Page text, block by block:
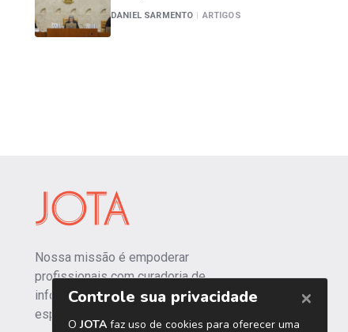
DANIEL SARMENTO | ARTIGOS
Nossa missão é empoderar
profissionais com curadoria de
informações independentes e
especializadas.